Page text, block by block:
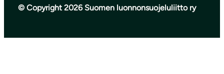
© Copyright 2026 Suomen luonnonsuojeluliitto ry